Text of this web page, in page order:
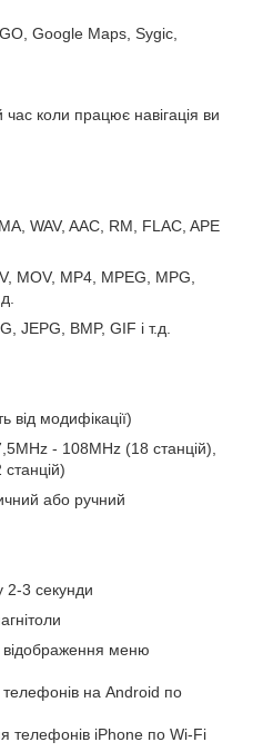
Google Maps, Sygic,
коли працює навігація ви
WAV, AAC, RM, FLAC, APE
MOV, MP4, MPEG, MPG,
JEPG, BMP, GIF і т.д.
від модифікації)
- 108MHz (18 станцій),
або ручний
2-3 секунди
відображення меню
на Android по
телефонів iPhone по Wi-Fi